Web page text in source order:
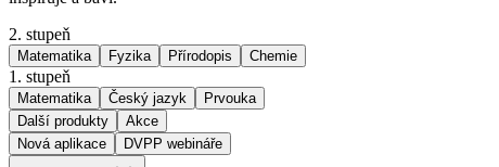
2. stupeň
Matematika Fyzika Přírodopis Chemie
1. stupeň
Matematika Český jazyk
Prvouka
Další produkty
Akce
Nová aplikace
DVPP webináře